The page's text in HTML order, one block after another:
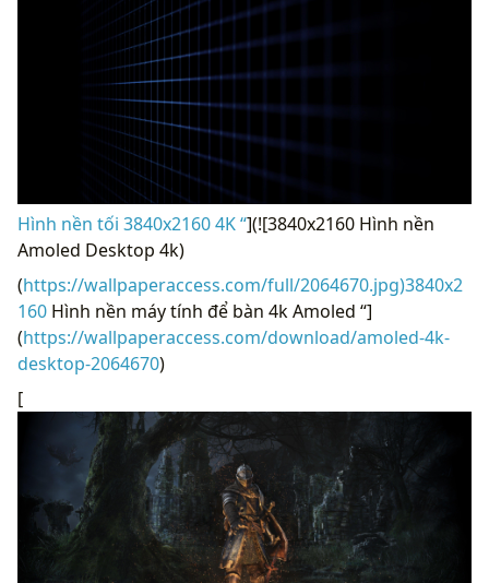
Hình nền tối 3840x2160 4K “](![3840x2160 Hình nền
Amoled Desktop 4k)
(https://wallpaperaccess.com/full/2064670.jpg)3840x2
160 Hình nền máy tính để bàn 4k Amoled “]
(https://wallpaperaccess.com/download/amoled-4k-
desktop-2064670)
[